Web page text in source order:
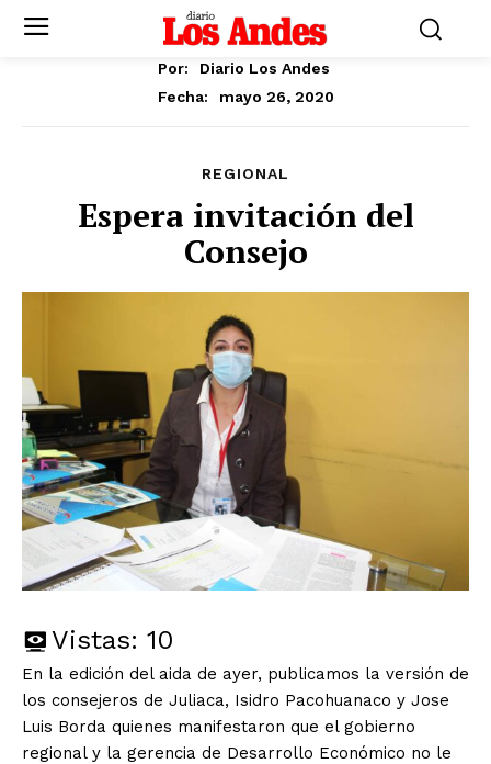
Por:
Diario Los Andes
Fecha:
mayo 26, 2020
REGIONAL
Espera invitación del
Consejo
Vistas: 10
En la edición del aida de ayer, publicamos la versión de
los consejeros de Juliaca, Isidro Pacohuanaco y Jose
Luis Borda quienes manifestaron que el gobierno
regional y la gerencia de Desarrollo Económico no le